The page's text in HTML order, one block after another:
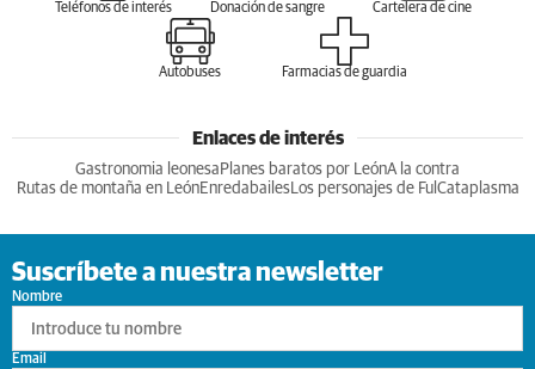
Teléfonos de interés Donación de sangre Cartelera de cine
Autobuses Farmacias de guardia
Enlaces de interés
Gastronomia leonesa Planes baratos por LeónA la contra
Rutas de montaña en LeónEnredabailesLos personajes de Ful Cataplasma
Suscríbete a nuestra newsletter
Nombre
Email